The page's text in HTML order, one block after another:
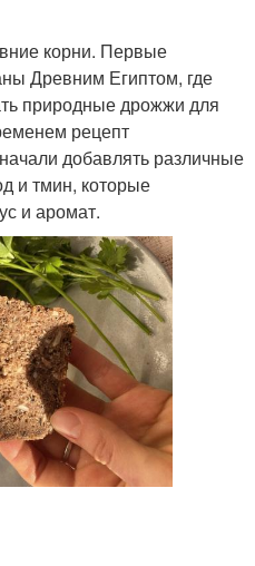
корни. Первые
Древним Египтом, где
природные дрожжи для
рецепт
добавлять различные
и тмин, которые
и аромат.